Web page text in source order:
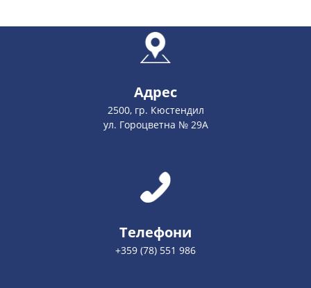
Адрес
2500, гр. Кюстендил
ул. Гороцветна № 29А
Телефони
+359 (78) 551 986